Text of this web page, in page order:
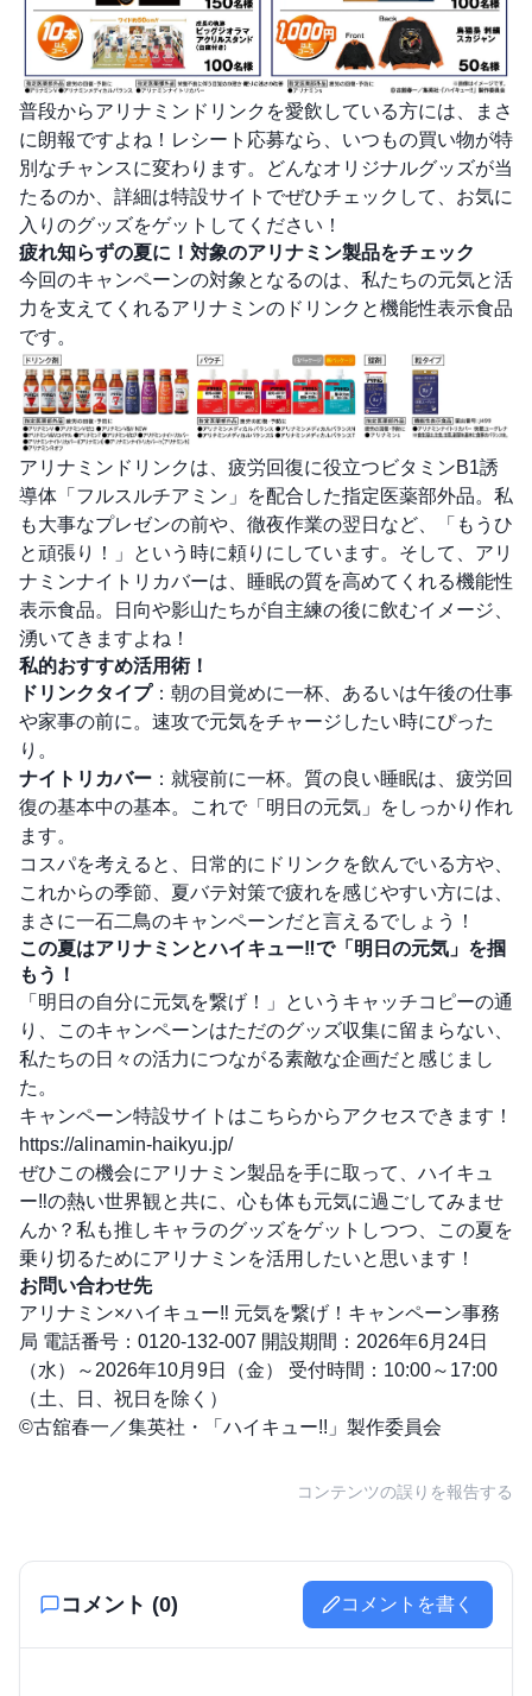
普段からアリナミンドリンクを愛飲している方には、まさ
に朗報ですよね！レシート応募なら、いつもの買い物が特
別なチャンスに変わります。どんなオリジナルグッズが当
たるのか、詳細は特設サイトでぜひチェックして、お気に
入りのグッズをゲットしてください！
疲れ知らずの夏に！対象のアリナミン製品をチェック
今回のキャンペーンの対象となるのは、私たちの元気と活
力を支えてくれるアリナミンのドリンクと機能性表示食品
です。
アリナミンドリンクは、疲労回復に役立つビタミンB1誘
導体「フルスルチアミン」を配合した指定医薬部外品。私
も大事なプレゼンの前や、徹夜作業の翌日など、「もうひ
と頑張り！」という時に頼りにしています。そして、アリ
ナミンナイトリカバーは、睡眠の質を高めてくれる機能性
表示食品。日向や影山たちが自主練の後に飲むイメージ、
湧いてきますよね！
私的おすすめ活用術！
ドリンクタイプ：朝の目覚めに一杯、あるいは午後の仕事
や家事の前に。速攻で元気をチャージしたい時にぴった
り。
ナイトリカバー ：就寝前に一杯。質の良い睡眠は、疲労回
復の基本中の基本。これで「明日の元気」をしっかり作れ
ます。
コスパを考えると、日常的にドリンクを飲んでいる方や、
これからの季節、夏バテ対策で疲れを感じやすい方には、
まさに一石二鳥のキャンペーンだと言えるでしょう！
この夏はアリナミンとハイキュー‼で「明日の元気」を掴
もう！
「明日の自分に元気を繋げ！」というキャッチコピーの通
り、このキャンペーンはただのグッズ収集に留まらない、
私たちの日々の活力につながる素敵な企画だと感じまし
た。
キャンペーン特設サイトはこちらからアクセスできます！
https://alinamin-haikyu.jp/
ぜひこの機会にアリナミン製品を手に取って、ハイキュ
ー‼の熱い世界観と共に、心も体も元気に過ごしてみませ
んか？私も推しキャラのグッズをゲットしつつ、この夏を
乗り切るためにアリナミンを活用したいと思います！
お問い合わせ先
アリナミン×ハイキュー‼ 元気を繋げ！キャンペーン事務
局 電話番号：0120-132-007 開設期間：2026年6月24日
（水）～2026年10月9日（金） 受付時間：10:00～17:00
（土、日、祝日を除く）
©古舘春一／集英社・「ハイキュー!!」製作委員会
コンテンツの誤りを報告する
コメント (0) コメントを書く